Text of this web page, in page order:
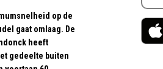
op de
gaat omlaag. De
heeft
gedeelte buiten